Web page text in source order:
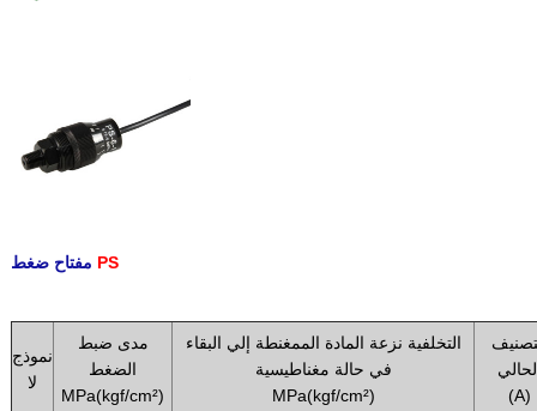
PS
نموذج
لا
مدى ضبط
الضغط
MPa(kgf/cm²)
التخلفية نزعة المادة الممغنطة إلي البقاء
في حالة مغناطيسية
MPa(kgf/cm²)
(A)